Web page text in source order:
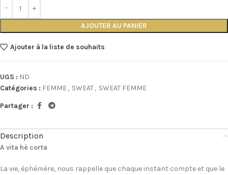
AJOUTER AU PANIER
Ajouter à la liste de souhaits
UGS : ND
Catégories : FEMME, SWEAT, SWEAT FEMME
Partager :
Description
A vita hè corta
La vie, éphémère, nous rappelle que chaque instant compte et que le